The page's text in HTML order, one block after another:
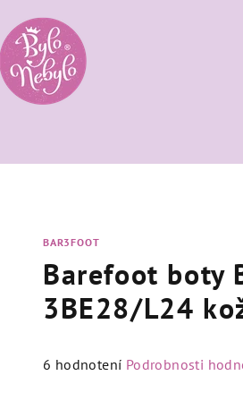
BAR3FOOT
Barefoot boty
3BE28/L24
Priemerné
6 hodnotení Podrobnosti